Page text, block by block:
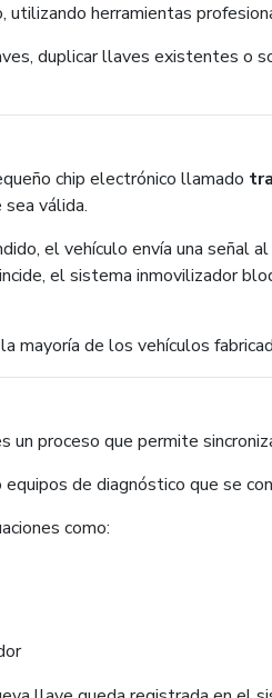
utilizando herramientas
duplicar llaves existentes o
chip electrónico llamado
válida.
el vehículo envía una señal
el sistema inmovilizador
mayoría de los vehículos
un proceso que permite
de diagnóstico que se
como: